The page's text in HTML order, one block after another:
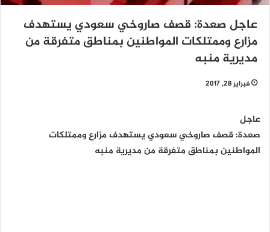
عاجل صعدة: قصف صاروخي سعودي يستهدف
مزارع وممتلكات المواطنين بمناطق متفرقة من
مديرية منبه
فبراير 28, 2017
عاجل
صعدة: قصف صاروخي سعودي يستهدف مزارع وممتلكات
المواطنين بمناطق متفرقة من مديرية منبه